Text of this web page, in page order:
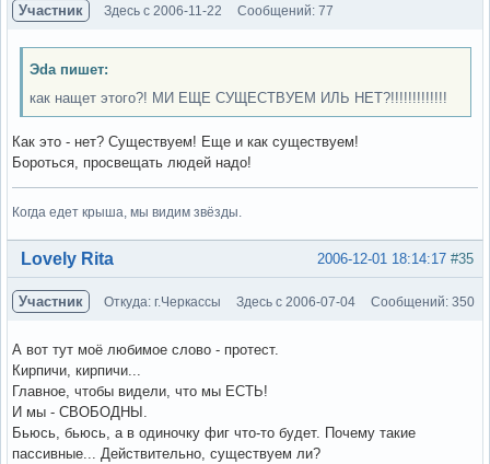
Участник Здесь с 2006-11-22 Сообщений: 77
Эda пишет:
как нащет этого?! МИ ЕЩЕ СУЩЕСТВУЕМ ИЛЬ НЕТ?!!!!!!!!!!!!!
Как это - нет? Существуем! Еще и как существуем!
Бороться, просвещать людей надо!
Когда едет крыша, мы видим звёзды.
Вне форума #35
2006-12-01 18:14:17
Lovely Rita
Участник Откуда: г.Черкассы Здесь с 2006-07-04 Сообщений: 350
А вот тут моё любимое слово - протест.
Кирпичи, кирпичи...
Главное, чтобы видели, что мы ЕСТЬ!
И мы - СВОБОДНЫ.
Бьюсь, бьюсь, а в одиночку фиг что-то будет. Почему такие
пассивные... Действительно, существуем ли?